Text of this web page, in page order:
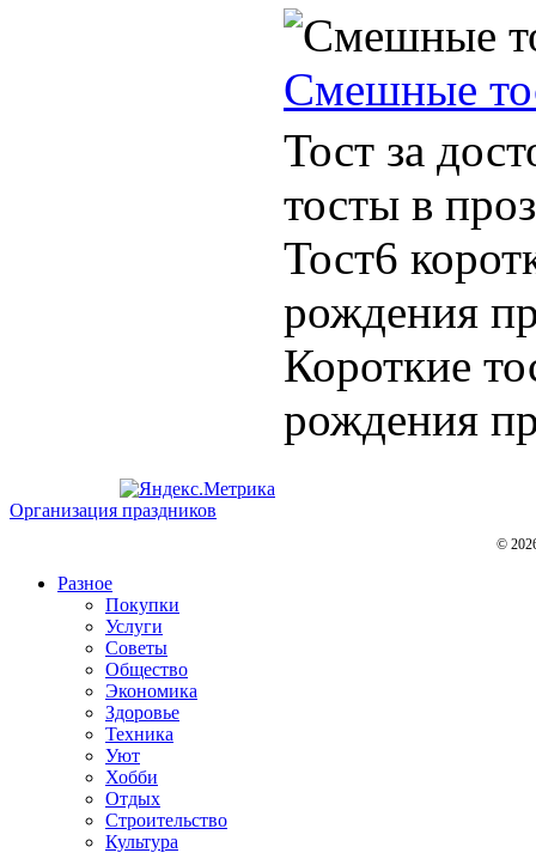
Смешные
Тост за
тосты в
Тост6
рождения
Короткие
рождения
Организация праздников
©
Разное
Покупки
Услуги
Советы
Общество
Экономика
Здоровье
Техника
Уют
Хобби
Отдых
Строительство
Культура